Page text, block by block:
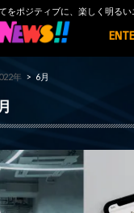
をポジティブに、楽しく明る
年 6月